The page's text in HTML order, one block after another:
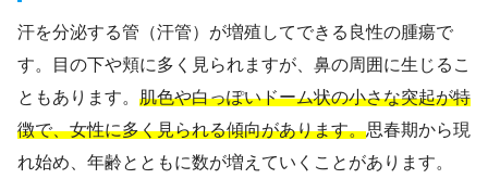
汗を分泌する管（汗管）が増殖してできる良性の腫瘍で
す。目の下や頬に多く見られますが、鼻の周囲に生じるこ
ともあります。 肌色や白っぽいドーム状の小さな突起が特
徴で、女性に多く見られる傾向があります。思春期から現
れ始め、年齢とともに数が増えていくことがあります。